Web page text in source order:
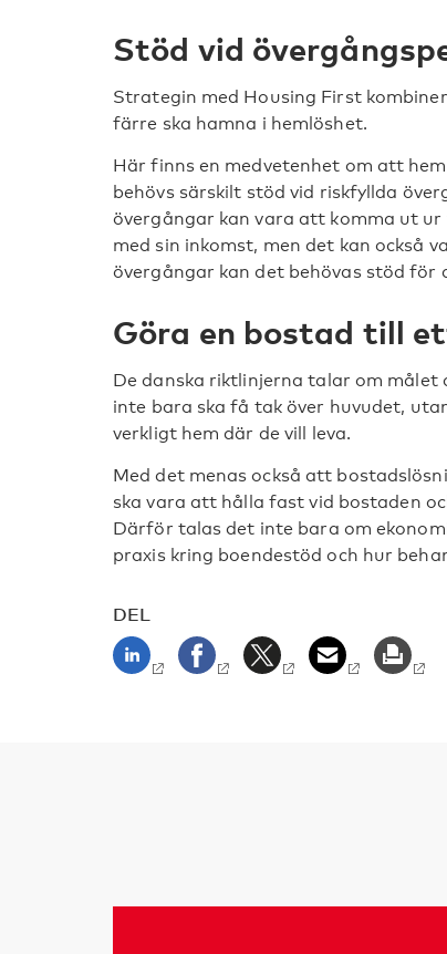
Stöd vid
Strategin med Housing First
färre ska hamna i hemlöshet.
Här finns en medvetenhet om att
behövs särskilt stöd vid riskfyllda
övergångar kan vara att komma ut
med sin inkomst, men det kan också
övergångar kan det behövas stöd
Göra en bostad till
De danska riktlinjerna talar om
inte bara ska få tak över huvudet,
verkligt hem där de vill leva.
Med det menas också att
ska vara att hålla fast vid bostaden
Därför talas det inte bara om
praxis kring boendestöd och hur
DEL